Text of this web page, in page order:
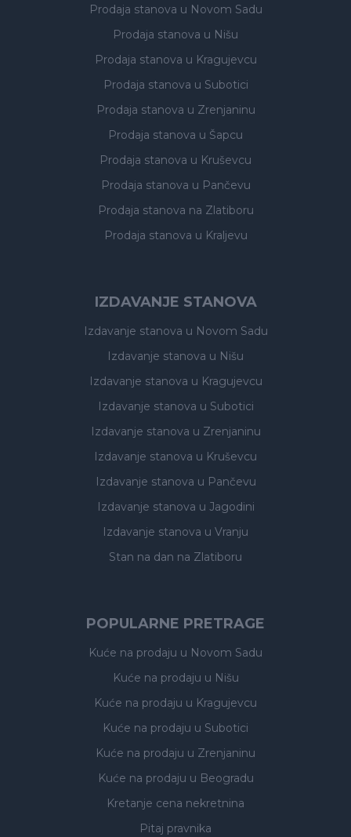
Prodaja stanova u Novom Sadu
Prodaja stanova u Nišu
Prodaja stanova u Kragujevcu
Prodaja stanova u Subotici
Prodaja stanova u Zrenjaninu
Prodaja stanova u Šapcu
Prodaja stanova u Kruševcu
Prodaja stanova u Pančevu
Prodaja stanova na Zlatiboru
Prodaja stanova u Kraljevu
IZDAVANJE STANOVA
Izdavanje stanova u Novom Sadu
Izdavanje stanova u Nišu
Izdavanje stanova u Kragujevcu
Izdavanje stanova u Subotici
Izdavanje stanova u Zrenjaninu
Izdavanje stanova u Kruševcu
Izdavanje stanova u Pančevu
Izdavanje stanova u Jagodini
Izdavanje stanova u Vranju
Stan na dan na Zlatiboru
POPULARNE PRETRAGE
Kuće na prodaju u Novom Sadu
Kuće na prodaju u Nišu
Kuće na prodaju u Kragujevcu
Kuće na prodaju u Subotici
Kuće na prodaju u Zrenjaninu
Kuće na prodaju u Beogradu
Kretanje cena nekretnina
Pitaj pravnika